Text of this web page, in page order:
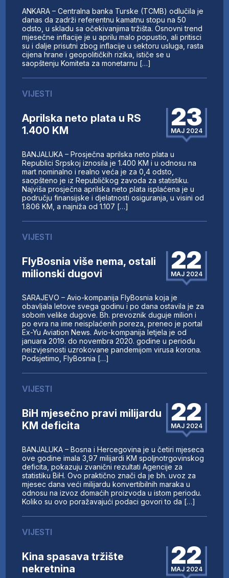
ANKARA – Centralna banka Turske (TCMB) odlučila je
danas da zadrži referentnu kamatnu stopu na 50
odsto, u skladu sa očekivanjima tržišta. Osnovni trend
mjesečne inflacije je u aprilu malo popustio, ali pritisci
su i dalje prisutni zbog inflacije u sektoru usluga, rasta
cijena hrane i geopolitičkih rizika, ističe se u
saopštenju Komiteta za monetarnu […]
VIJESTI
Aprilska neto plata u RS
1.400 KM
23
MAJ 2024
BANJALUKA – Prosječna aprilska neto plata u
Republici Srpskoj iznosila je 1.400 KM i u odnosu na
mart nominalno i realno veća je za 0,4 odsto,
saopšteno je iz Republičkog zavoda za statistiku.
Najviša prosječna aprilska neto plata isplaćena je u
području finansijske i djelatnosti osiguranja, u visini od
1.806 KM, a najniža od 1.107 […]
VIJESTI
FlyBosnia više nema, ostali
milionski dugovi
22
MAJ 2024
SARAJEVO – Avio-kompanija FlyBosnia koja je
obavljala letove svega godinu i po dana ostavila je za
sobom velike dugove. Bh. prevoznik duguje milion i
po evra na ime neisplaćenih poreza, preneo je portal
Ex-Yu Aviation News. Avio-kompanija letjela je od
januara 2019. do novembra 2020. godine u periodu
neizvjesnosti uzrokovane pandemijom virusa korona.
Podsjetimo, FlyBosnia […]
VIJESTI
BiH mjesečno pravi milijardu
KM deficita
22
MAJ 2024
BANJALUKA – Bosna i Hercegovina je u četiri mjeseca
ove godine imala 3,97 milijardi KM spoljnotrgovinskog
deficita, pokazuju zvanični rezultati Agencije za
statistiku BiH. Ovo praktično znači da je bh. uvoz za
mjesec dana veći milijardu konvertibilnih maraka u
odnosu na izvoz domaćih proizvoda u istom periodu.
Koliko su ovo poražavajući podaci govori to da […]
VIJESTI
Kina spasava tržište
nekretnina
22
MAJ 2024